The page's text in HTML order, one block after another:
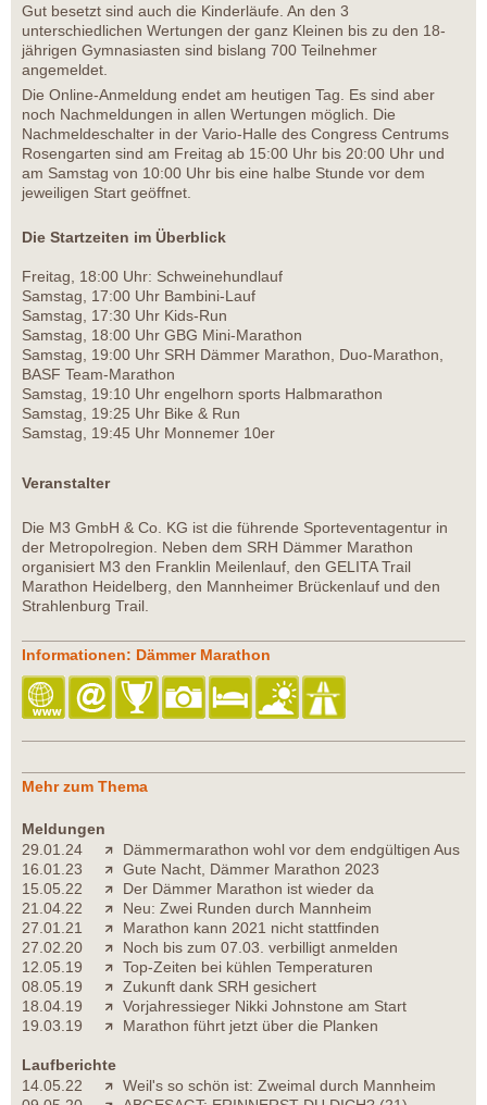
Gut besetzt sind auch die Kinderläufe. An den 3
unterschiedlichen Wertungen der ganz Kleinen bis zu den 18-
jährigen Gymnasiasten sind bislang 700 Teilnehmer
angemeldet.
Die Online-Anmeldung endet am heutigen Tag. Es sind aber
noch Nachmeldungen in allen Wertungen möglich. Die
Nachmeldeschalter in der Vario-Halle des Congress Centrums
Rosengarten sind am Freitag ab 15:00 Uhr bis 20:00 Uhr und
am Samstag von 10:00 Uhr bis eine halbe Stunde vor dem
jeweiligen Start geöffnet.
Die Startzeiten im Überblick
Freitag, 18:00 Uhr: Schweinehundlauf
Samstag, 17:00 Uhr Bambini-Lauf
Samstag, 17:30 Uhr Kids-Run
Samstag, 18:00 Uhr GBG Mini-Marathon
Samstag, 19:00 Uhr SRH Dämmer Marathon, Duo-Marathon,
BASF Team-Marathon
Samstag, 19:10 Uhr engelhorn sports Halbmarathon
Samstag, 19:25 Uhr Bike & Run
Samstag, 19:45 Uhr Monnemer 10er
Veranstalter
Die M3 GmbH & Co. KG ist die führende Sporteventagentur in
der Metropolregion. Neben dem SRH Dämmer Marathon
organisiert M3 den Franklin Meilenlauf, den GELITA Trail
Marathon Heidelberg, den Mannheimer Brückenlauf und den
Strahlenburg Trail.
Informationen: Dämmer Marathon
Mehr zum Thema
Meldungen
29.01.24
Dämmermarathon wohl vor dem endgültigen Aus
16.01.23
Gute Nacht, Dämmer Marathon 2023
15.05.22
Der Dämmer Marathon ist wieder da
21.04.22
Neu: Zwei Runden durch Mannheim
27.01.21
Marathon kann 2021 nicht stattfinden
27.02.20
Noch bis zum 07.03. verbilligt anmelden
12.05.19
Top-Zeiten bei kühlen Temperaturen
08.05.19
Zukunft dank SRH gesichert
18.04.19
Vorjahressieger Nikki Johnstone am Start
19.03.19
Marathon führt jetzt über die Planken
Laufberichte
14.05.22
Weil's so schön ist: Zweimal durch Mannheim